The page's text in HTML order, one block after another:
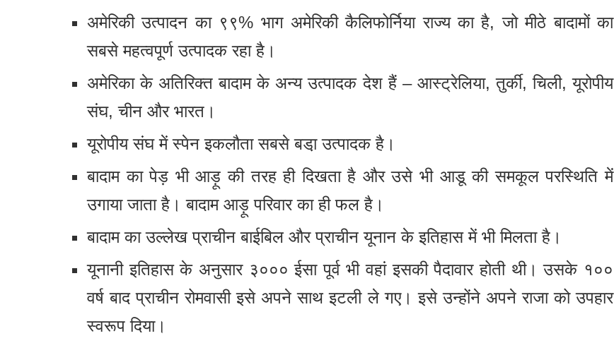
अमेरिकी उत्पादन का ९९% भाग अमेरिकी कैलिफोर्निया राज्य का है, जो मीठे बादामों का
सबसे महत्वपूर्ण उत्पादक रहा है।
अमेरिका के अतिरिक्त बादाम के अन्य उत्पादक देश हैं – आस्ट्रेलिया, तुर्की, चिली, यूरोपीय
संघ, चीन और भारत।
यूरोपीय संघ में स्पेन इकलौता सबसे बडा़ उत्पादक है।
बादाम का पेड़ भी आड़ू की तरह ही दिखता है और उसे भी आडू की समकूल परस्थिति में
उगाया जाता है। बादाम आड़ू परिवार का ही फल है।
बादाम का उल्लेख प्राचीन बाईबिल और प्राचीन यूनान के इतिहास में भी मिलता है।
यूनानी इतिहास के अनुसार ३००० ईसा पूर्व भी वहां इसकी पैदावार होती थी। उसके १००
वर्ष बाद प्राचीन रोमवासी इसे अपने साथ इटली ले गए। इसे उन्होंने अपने राजा को उपहार
स्वरूप दिया।